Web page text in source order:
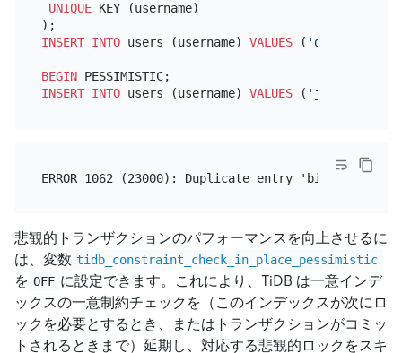
UNIQUE KEY (username)
INSERT INTO users (username) VALUES ( 'dave'
BEGIN
INSERT INTO users (username) VALUES ( 'jane'
悲観的トランザクションのパフォーマンスを向上させるに
は、変数 tidb_constraint_check_in_place_pessimistic
を OFF に設定できます。これにより、TiDB は一意インデ
ックスの一意制約チェックを（このインデックスが次にロ
ックを必要とするとき、またはトランザクションがコミッ
トされるときまで）延期し、対応する悲観的ロックをスキ